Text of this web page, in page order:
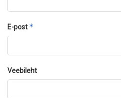
E-post *
Veebileht